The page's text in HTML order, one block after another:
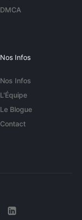
DMCA
Nos Infos
Nos Infos
L'Équipe
Le Blogue
Contact